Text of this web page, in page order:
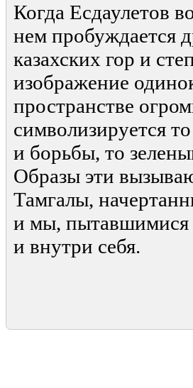
Когда Есдаулетов
нем пробуждается
казахских гор и
изображение
пространстве
символизируется
и борьбы, то
Образы эти
Тамгалы,
и мы, пытавшимися
и внутри себя.